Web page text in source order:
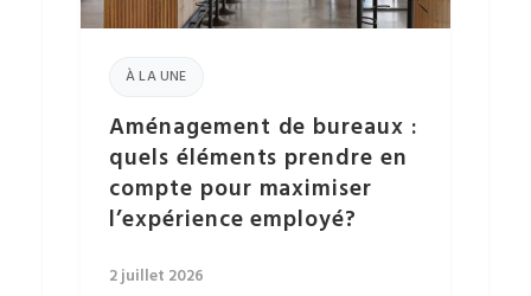
À LA UNE
Aménagement de bureaux :
quels éléments prendre en
compte pour maximiser
l’expérience employé?
2 juillet 2026